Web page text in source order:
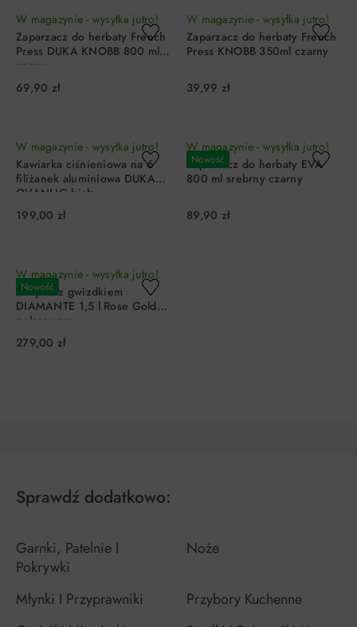
W magazynie - wysyłka jutro!
Zaparzacz do herbaty French
Press DUKA KNOBB 800 ml
czarny
69,90 zł
W magazynie - wysyłka jutro!
Zaparzacz do herbaty French
Press KNOBB 350ml czarny
39,99 zł
W magazynie - wysyłka jutro!
Kawiarka ciśnieniowa na 6
filiżanek aluminiowa DUKA
OVANLIG biała
199,00 zł
Nowość
W magazynie - wysyłka jutro!
Zaparzacz do herbaty EVA
800 ml srebrny czarny
89,90 zł
Nowość
W magazynie - wysyłka jutro!
Czajnik z gwizdkiem
DIAMANTE 1,5 l Rose Gold
polerowany
279,00 zł
Sprawdź dodatkowo:
Garnki, Patelnie I
Pokrywki
Noże
Młynki I Przyprawniki
Przybory Kuchenne